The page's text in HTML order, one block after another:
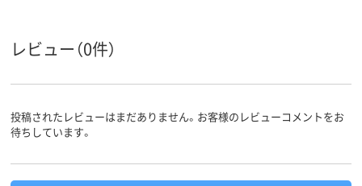
レビュー（0件）
投稿されたレビューはまだありません。お客様のレビューコメントをお
待ちしています。